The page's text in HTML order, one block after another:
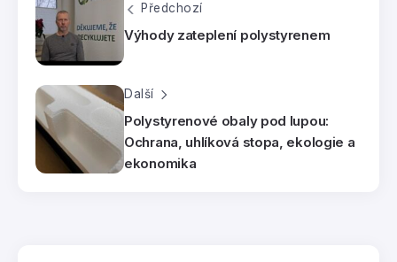
Předchozí
Výhody zateplení polystyrenem
Další
Polystyrenové obaly pod lupou:
Ochrana, uhlíková stopa, ekologie a
ekonomika